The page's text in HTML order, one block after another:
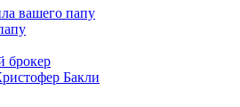
Бакли